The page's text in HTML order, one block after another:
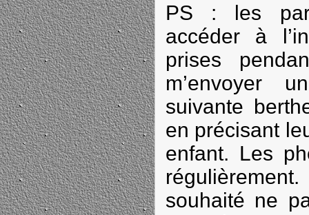
PS : les
accéder à
prises
m’envoyer
suivante
en précisant
enfant. Les
souhaité ne